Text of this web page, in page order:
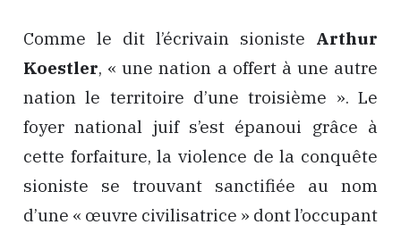
Comme le dit l’écrivain sioniste Arthur
Koestler, « une nation a offert à une autre
nation le territoire d’une troisième ». Le
foyer national juif s’est épanoui grâce à
cette forfaiture, la violence de la conquête
sioniste se trouvant sanctifiée au nom
d’une « œuvre civilisatrice » dont l’occupant